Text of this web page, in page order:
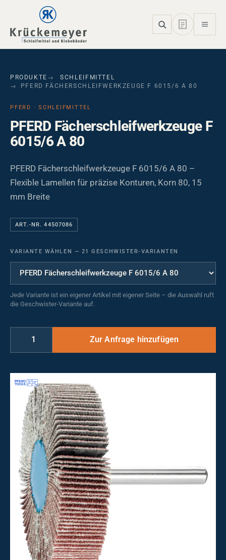
Skip to main navigation
Skip to main content
Skip to page footer
PRODUKTE
SCHLEIFMITTEL
PFERD FÄCHERSCHLEIFWERKZEUGE F 6015/6 A 80
PFERD · SCHLEIFMITTEL
PFERD Fächerschleifwerkzeuge F
6015/6 A 80
PFERD Fächerschleifwerkzeuge F 6015/6 A 80 –
Flexible Lamellen für präzise Konturen, Korn 80, 15
mm Breite
ART.-NR. 44507086
VARIANTE WÄHLEN — 21 GESCHWISTER-VARIANTEN
Jede Variante ist ein eigener Artikel mit eigener Seite – die Auswahl ruft
die Geschwister-Variante auf.